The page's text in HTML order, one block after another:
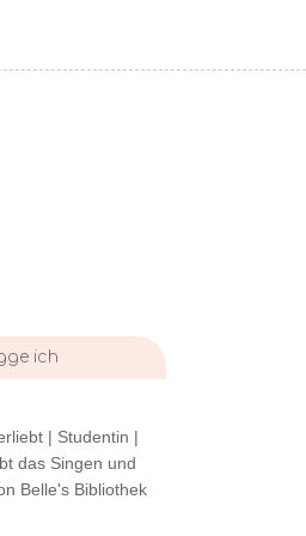
ich
| Studentin |
das Singen und
Belle's Bibliothek